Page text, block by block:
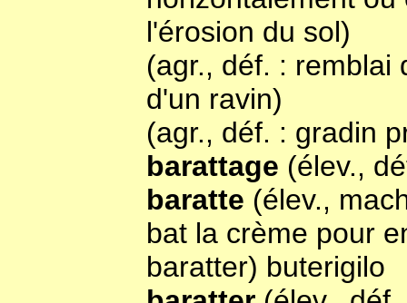
l'érosion du sol)
(agr., déf. : remblai
d'un ravin)
(agr., déf. : gradin
barattage (élev.,
baratte (élev.,
bat la crème pour
baratter) buterigilo